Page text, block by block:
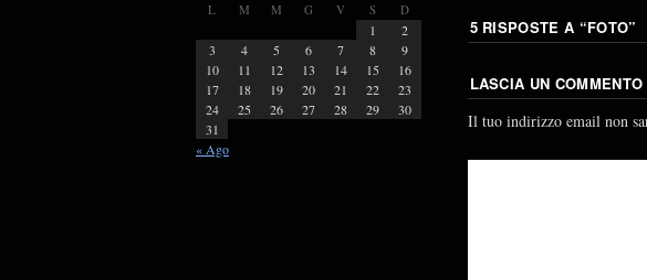
5 RISPOSTE A “FOTO”
LASCIA UN COMMENTO
Il tuo indirizzo email non
L M M G V S D
1
2
3
4 5 6 7 8
9
10
11 12 13 14 15
16
17
18 19 20 21 22
23
24
25 26 27 28 29
30
31
« Ago